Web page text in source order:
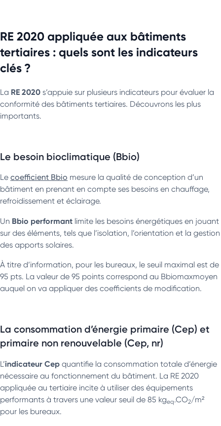
RE 2020 appliquée aux bâtiments
tertiaires : quels sont les indicateurs
clés ?
La RE 2020 s’appuie sur plusieurs indicateurs pour évaluer la
conformité des bâtiments tertiaires. Découvrons les plus
importants.
Le besoin bioclimatique (Bbio)
Le coefficient Bbio mesure la qualité de conception d’un
bâtiment en prenant en compte ses besoins en chauffage,
refroidissement et éclairage.
Un Bbio performant limite les besoins énergétiques en jouant
sur des éléments, tels que l’isolation, l’orientation et la gestion
des apports solaires.
À titre d’information, pour les bureaux, le seuil maximal est de
95 pts. La valeur de 95 points correspond au Bbiomaxmoyen
auquel on va appliquer des coefficients de modification.
La consommation d’énergie primaire (Cep) et
primaire non renouvelable (Cep, nr)
L’indicateur Cep quantifie la consommation totale d’énergie
nécessaire au fonctionnement du bâtiment. La RE 2020
appliquée au tertiaire incite à utiliser des équipements
performants à travers une valeur seuil de 85 kgeq.CO2/m²
pour les bureaux.